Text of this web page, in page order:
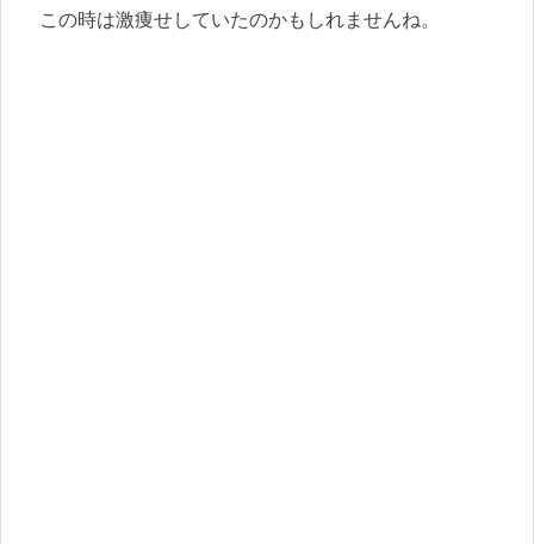
この時は激痩せしていたのかもしれませんね。